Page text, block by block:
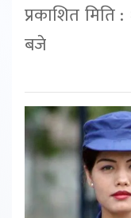
प्रकाशित
बजे